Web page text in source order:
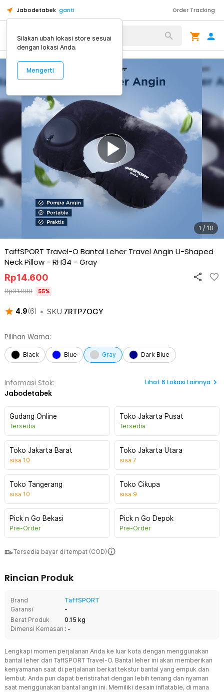
Jabodetabek ganti Order Tracking
Alat Kopi
1 / 10
TaffSPORT Travel-O Bantal Leher Travel Angin U-Shaped
Neck Pillow - RH34 - Gray
4.9(6) • SKU 7RTP7OGY
Rp14.600
Rp31.900 55%
Pilihan Warna:
Black Blue Gray Dark Blue
Informasi Stok:
Jabodetabek
Lihat 6 Lokasi Lainnya
Gudang Online
Tersedia
Toko Jakarta Pusat
Tersedia
Toko Jakarta Barat
sisa 10
Toko Jakarta Utara
sisa 7
Toko Tangerang
sisa 10
Toko Cikupa
sisa 9
Pick n Go Bekasi
Pre-Order
Pick n Go Depok
Pre-Order
Tersedia bayar di tempat (COD)
Rincian Produk
Brand
TaffSPORT
Garansi
-
Berat Produk
0.15 kg
Dimensi Kemasan : -
Lengkapi momen perjalanan Anda ke luar kota dengan menggunakan
bantal leher dari TaffSPORT Travel-O. Bantal leher ini akan memberikan
kenyamanan saat di perjalanan berkat tekstur bantal yang empuk dan
lembut. Anda pun dapat beristirahat dengan lebih tenang dan nyaman
saat menggunakan bantal angin ini. Memiliki desain inflatable, di mana
Silakan ubah lokasi store sesuai
dengan lokasi Anda.
Mengerti